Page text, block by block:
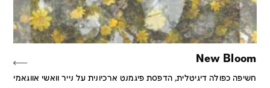
New Bloom
חשיפה כפולה דיגיטלית, הדפסת פיגמנט ארכיונית על נייר וואשי אווגאמי